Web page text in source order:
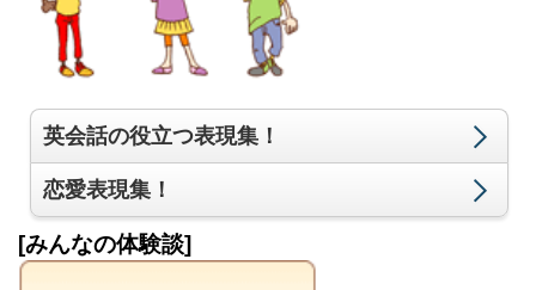
英会話の役立つ表現集！
恋愛表現集！
[みんなの体験談]